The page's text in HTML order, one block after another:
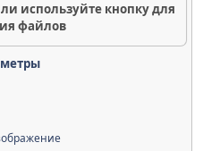
используйте кнопку для
файлов